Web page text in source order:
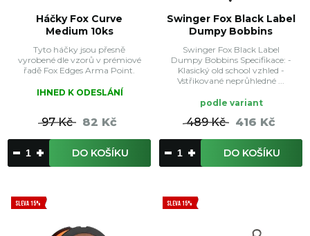
Háčky Fox Curve
Medium 10ks
Tyto háčky jsou přesně
vyrobené dle vzorů v prémiové
řadě Fox Edges Arma Point.
IHNED K ODESLÁNÍ
97 Kč 82 Kč
DO KOŠÍKU
Swinger Fox Black Label
Dumpy Bobbins
Swinger Fox Black Label
Dumpy Bobbins Specifikace: -
Klasický old school vzhled -
Vstřikované neprůhledné ...
podle variant
489 Kč 416 Kč
DO KOŠÍKU
SLEVA 15% SLEVA 15%